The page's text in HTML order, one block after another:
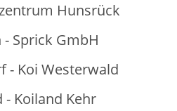
Hunsrück
- Sprick GmbH
- Koi Westerwald
- Koiland Kehr